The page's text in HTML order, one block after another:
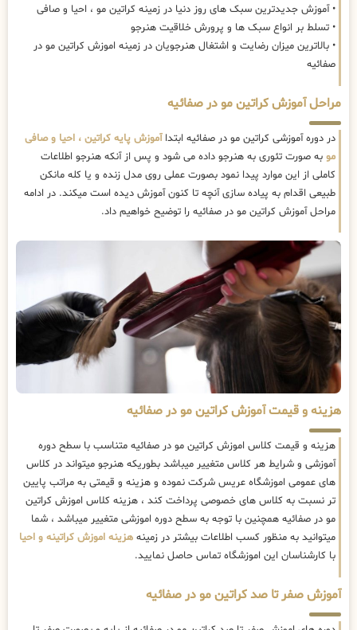
• آموزش جدیدترین سبک های روز دنیا در زمینه کراتین مو ، احیا و صافی
• تسلط بر انواع سبک ها و پرورش خلاقیت هنرجو
• بالاترین میزان رضایت و اشتغال هنرجویان در زمینه اموزش کراتین مو در
صفائیه
مراحل آموزش کراتین مو در صفائیه
در دوره آموزشی کراتین مو در صفائیه ابتداآموزش پایه کراتین ، احیا و صافی
مو به صورت تئوری به هنرجو داده می شود و پس از آنکه هنرجو اطلاعات
کاملی از این موارد پیدا نمود بصورت عملی روی مدل زنده و یا کله مانکن
طبیعی اقدام به پیاده سازی آنچه تا کنون آموزش دیده است میکند. در ادامه
مراحل آموزش کراتین مو در صفائیه را توضیح خواهیم داد.
هزینه و قیمت آموزش کراتین مو در صفائیه
هزینه و قیمت کلاس اموزش کراتین مو در صفائیه متناسب با سطح دوره
آموزشی و شرایط هر کلاس متغییر میباشد بطوریکه هنرجو میتواند در کلاس
های عمومی اموزشگاه عریس شرکت نموده و هزینه و قیمتی به مراتب پایین
تر نسبت به کلاس های خصوصی پرداخت کند ، هزینه کلاس اموزش کراتین
مو در صفائیه همچنین با توجه به سطح دوره اموزشی متغییر میباشد ، شما
میتوانید به منظور کسب اطلاعات بیشتر در زمینه هزینه اموزش کراتینه و احیا
با کارشناسان این اموزشگاه تماس حاصل نمایید.
آموزش صفر تا صد کراتین مو در صفائیه